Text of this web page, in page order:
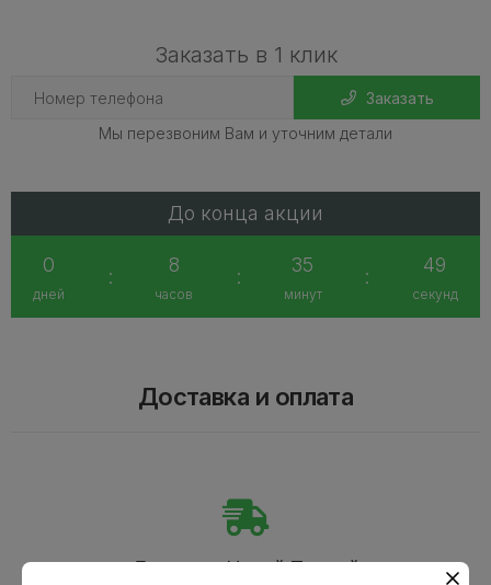
Заказать в 1 клик
Заказать
Мы перезвоним Вам и уточним детали
До конца акции
0
дней
:
8
часов
:
35
минут
:
49
секунд
Доставка и оплата
Доставка Новой Почтой